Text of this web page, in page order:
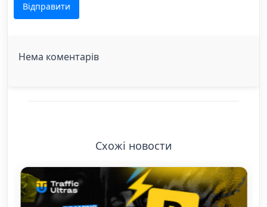
Відправити
Нема коментарів
Схожі новости